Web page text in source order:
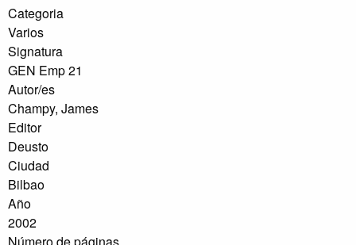
Categoria
Varios
Signatura
GEN Emp 21
Autor/es
Champy, James
Editor
Deusto
Ciudad
Bilbao
Año
2002